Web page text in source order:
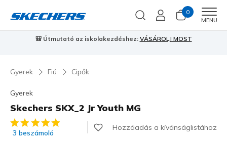
0
MENU
Skechers VIP:45 napos visszaküldés tagoknakCsatlakozz most
Gyerek Fiú Cipők
Gyerek
Skechers SKX_2 Jr Youth MG
3,8 az 5-ből ügyfélértékelés
3 beszámoló
Hozzáadás a kívánságlistához